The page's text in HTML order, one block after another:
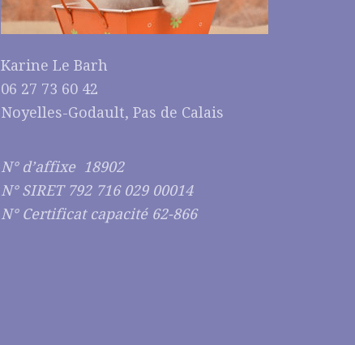
Karine Le Barh
06 27 73 60 42
Noyelles-Godault, Pas de Calais
N° d’affixe 18902
N° SIRET 792 716 029 00014
N° Certificat capacité 62-866